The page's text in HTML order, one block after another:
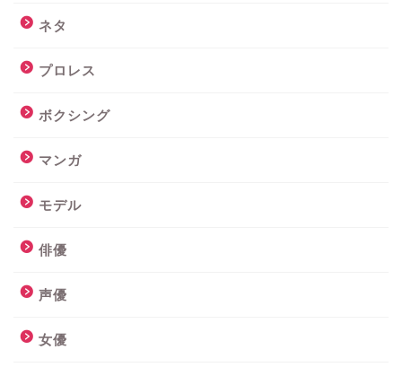
ネタ
プロレス
ボクシング
マンガ
モデル
俳優
声優
女優